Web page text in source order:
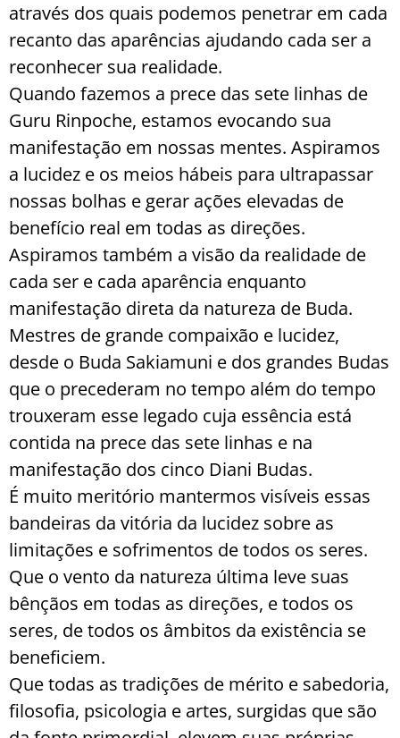
através dos quais podemos penetrar em cada
recanto das aparências ajudando cada ser a
reconhecer sua realidade.
Quando fazemos a prece das sete linhas de
Guru Rinpoche, estamos evocando sua
manifestação em nossas mentes. Aspiramos
a lucidez e os meios hábeis para ultrapassar
nossas bolhas e gerar ações elevadas de
benefício real em todas as direções.
Aspiramos também a visão da realidade de
cada ser e cada aparência enquanto
manifestação direta da natureza de Buda.
Mestres de grande compaixão e lucidez,
desde o Buda Sakiamuni e dos grandes Budas
que o precederam no tempo além do tempo
trouxeram esse legado cuja essência está
contida na prece das sete linhas e na
manifestação dos cinco Diani Budas.
É muito meritório mantermos visíveis essas
bandeiras da vitória da lucidez sobre as
limitações e sofrimentos de todos os seres.
Que o vento da natureza última leve suas
bênçãos em todas as direções, e todos os
seres, de todos os âmbitos da existência se
beneficiem.
Que todas as tradições de mérito e sabedoria,
filosofia, psicologia e artes, surgidas que são